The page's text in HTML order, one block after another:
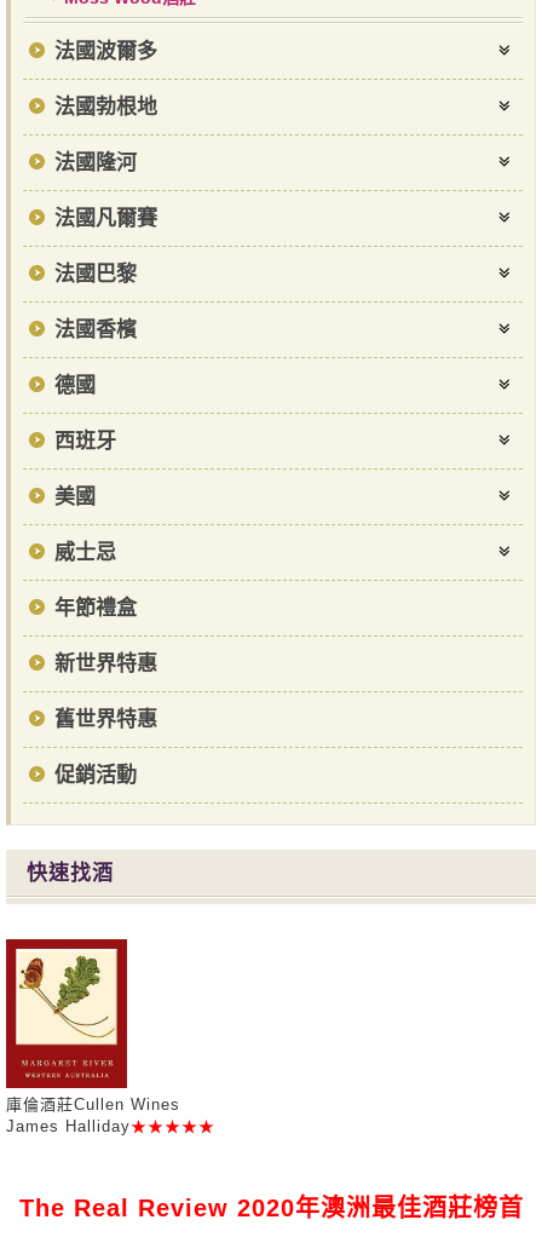
法國波爾多
法國勃根地
法國隆河
法國凡爾賽
法國巴黎
法國香檳
德國
西班牙
美國
威士忌
年節禮盒
新世界特惠
舊世界特惠
促銷活動
快速找酒
庫倫酒莊Cullen Wines
James Halliday★★★★★
The Real Review 2020年澳洲最佳酒莊榜首